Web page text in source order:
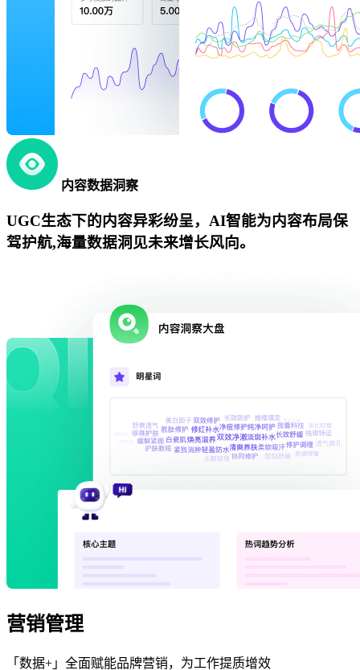
内容数据洞察
UGC生态下的内容异彩纷呈，AI智能为内容布局保
驾护航,海量数据洞见未来增长风向。
营销管理
「数据+」全面赋能品牌营销，为工作提质增效